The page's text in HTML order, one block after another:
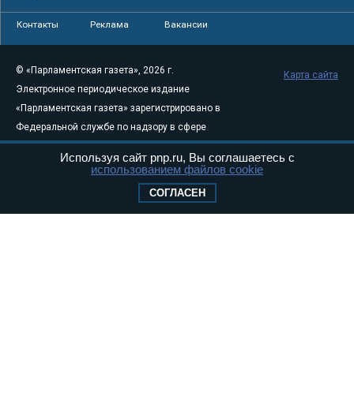
Контакты Реклама Вакансии
© «Парламентская газета», 2026 г.
Электронное периодическое издание
«Парламентская газета» зарегистрировано в
Федеральной службе по надзору в сфере
связи, информационных технологий и
массовых коммуникаций (Роскомнадзор) 05
Свидетельство о регистрации Эл № ФС77-
Карта сайта
Используя сайт pnp.ru, Вы соглашаетесь с
использованием файлов cookie
СОГЛАСЕН